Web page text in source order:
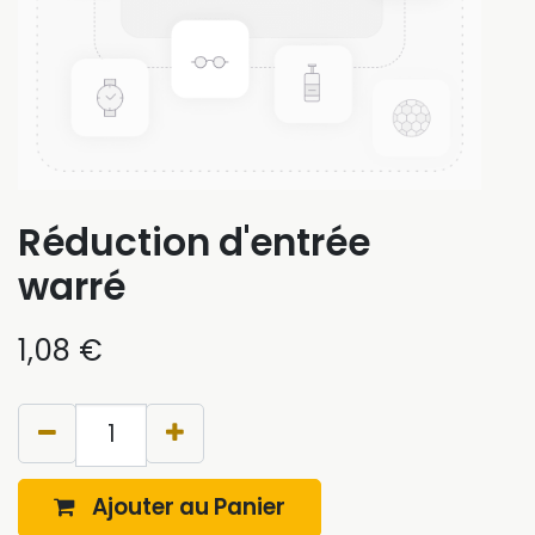
Réduction d'entrée
warré
1,08 €
Ajouter au Panier